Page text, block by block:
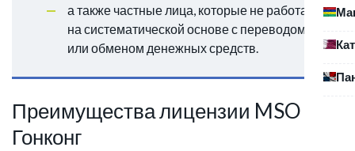
а также частные лица, которые не работают
на систематической основе с переводом
или обменом денежных средств.
Преимущества лицензии MSO
Гонконг